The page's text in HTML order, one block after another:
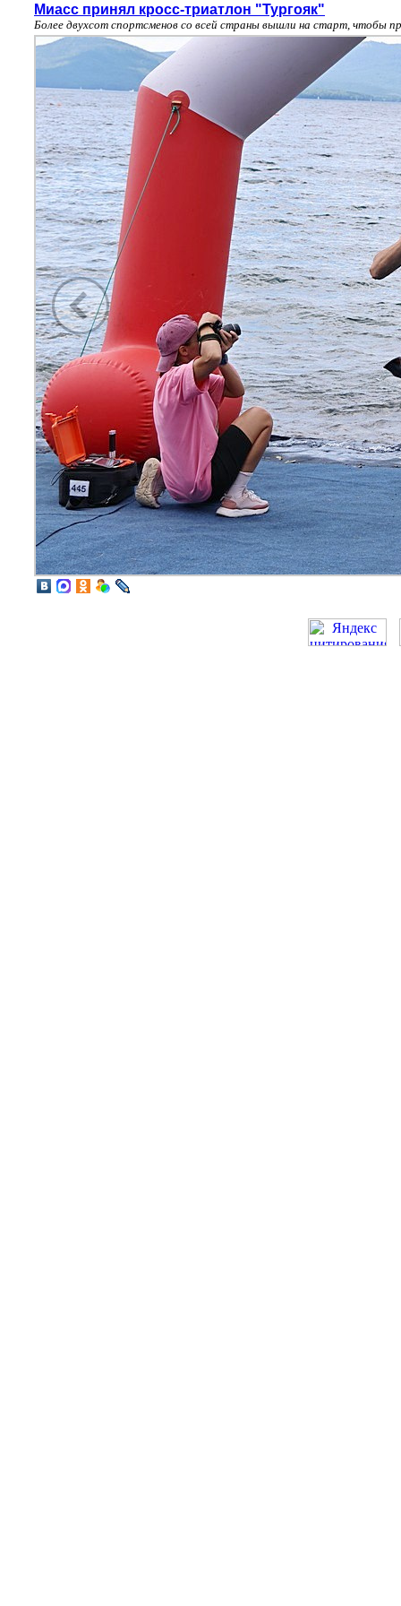
Миасс принял кросс-триатлон "Тургояк"
Более двухсот спортсменов со всей страны вышли на старт, чтобы